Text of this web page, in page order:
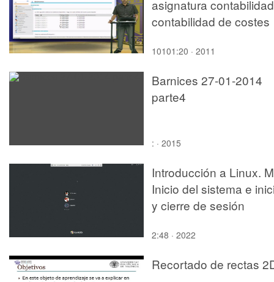
asignatura
contabilidad de costes
10101:20 · 2011
Barnices 27-01-2014
parte4
: · 2015
Introducción a Linux.
Inicio del sistema e
y cierre de sesión
2:48 · 2022
Recortado de rectas